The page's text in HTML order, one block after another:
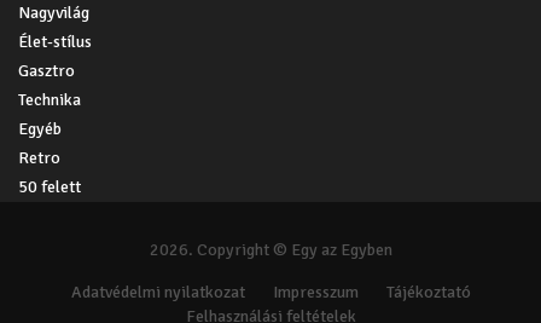
Nagyvilág
Élet-stílus
Gasztro
Technika
Egyéb
Retro
50 felett
2026. Copyright © Egy az Egyben
Adatvédelmi nyilatkozat Impresszum
Tájékoztató
Felhasználási feltételek